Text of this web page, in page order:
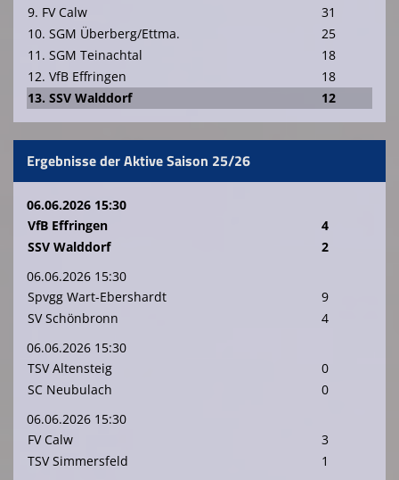
9. FV Calw
31
10. SGM Überberg/Ettma.
25
11. SGM Teinachtal
18
12. VfB Effringen
18
13. SSV Walddorf
12
Ergebnisse der Aktive Saison 25/26
06.06.2026 15:30
VfB Effringen
4
SSV Walddorf
2
06.06.2026 15:30
Spvgg Wart-Ebershardt
9
SV Schönbronn
4
06.06.2026 15:30
TSV Altensteig
0
SC Neubulach
0
06.06.2026 15:30
FV Calw
3
TSV Simmersfeld
1